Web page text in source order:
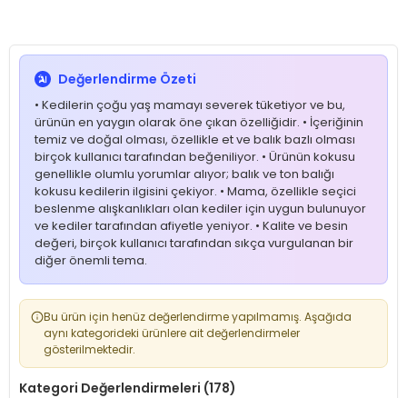
Değerlendirme Özeti
• Kedilerin çoğu yaş mamayı severek tüketiyor ve bu,
ürünün en yaygın olarak öne çıkan özelliğidir. • İçeriğinin
temiz ve doğal olması, özellikle et ve balık bazlı olması
birçok kullanıcı tarafından beğeniliyor. • Ürünün kokusu
genellikle olumlu yorumlar alıyor; balık ve ton balığı
kokusu kedilerin ilgisini çekiyor. • Mama, özellikle seçici
beslenme alışkanlıkları olan kediler için uygun bulunuyor
ve kediler tarafından afiyetle yeniyor. • Kalite ve besin
değeri, birçok kullanıcı tarafından sıkça vurgulanan bir
diğer önemli tema.
Bu ürün için henüz değerlendirme yapılmamış. Aşağıda
aynı kategorideki ürünlere ait değerlendirmeler
gösterilmektedir.
Kategori Değerlendirmeleri (178)